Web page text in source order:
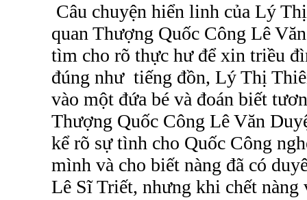
Câu chuyện hiển linh của Lý
quan Thượng Quốc Công Lê
tìm cho rõ thực hư để xin triều
đúng như tiếng đồn, Lý Thị
vào một đứa bé và đoán biết
Thượng Quốc Công Lê Văn
kể rõ sự tình cho Quốc Công
mình và cho biết nàng đã có
Lê Sĩ Triết, nhưng khi chết nàng